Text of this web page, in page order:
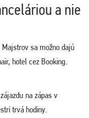
a nie
sa možno dajú
hotel cez Booking.
na zápas v
trvá hodiny.